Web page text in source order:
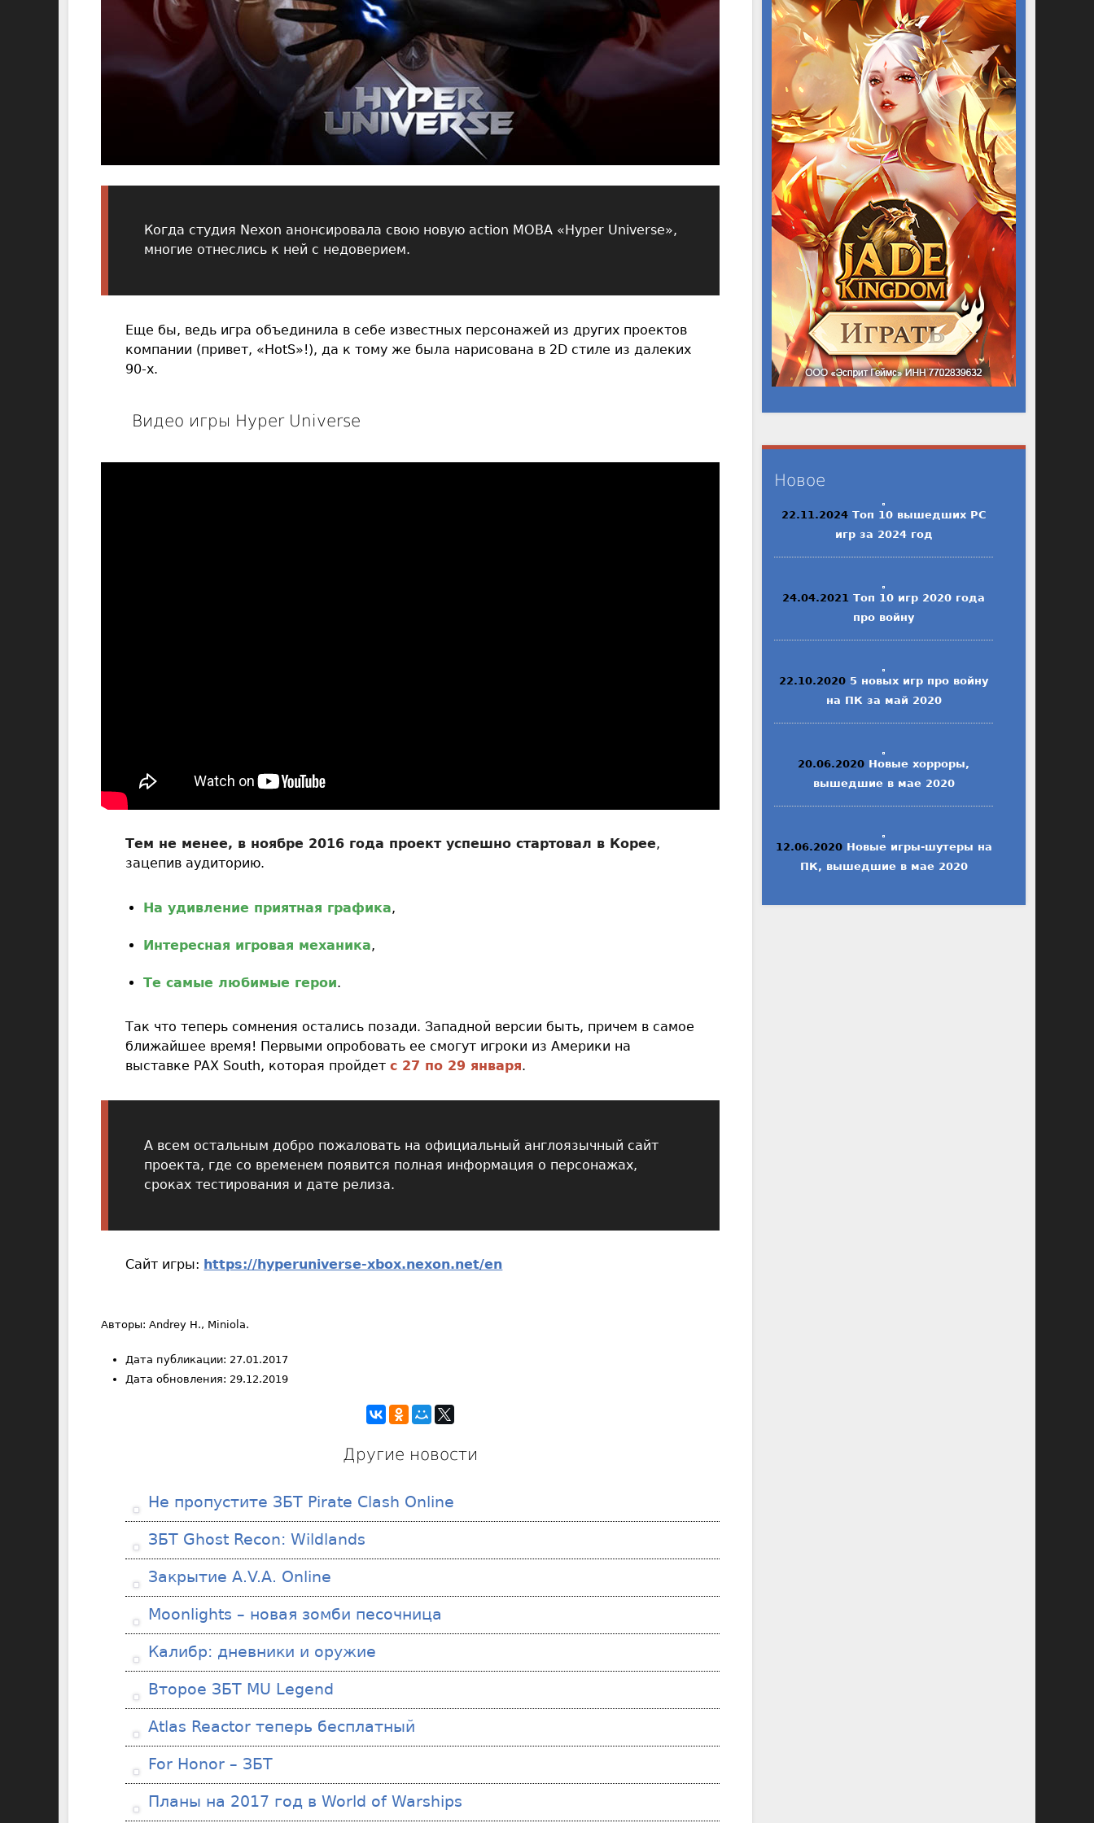
Когда студия Nexon анонсировала свою новую action MOBA «Hyper Universe»,
многие отнеслись к ней с недоверием.
Еще бы, ведь игра объединила в себе известных персонажей из других проектов
компании (привет, «HotS»!), да к тому же была нарисована в 2D стиле из далеких
90-х.
Видео игры Hyper Universe
Тем не менее, в ноябре 2016 года проект успешно стартовал в Корее,
зацепив аудиторию.
На удивление приятная графика,
Интересная игровая механика,
Те самые любимые герои.
Так что теперь сомнения остались позади. Западной версии быть, причем в самое
ближайшее время! Первыми опробовать ее смогут игроки из Америки на
выставке PAX South, которая пройдетс 27 по 29 января.
А всем остальным добро пожаловать на официальный англоязычный сайт
проекта, где со временем появится полная информация о персонажах,
сроках тестирования и дате релиза.
Сайт игры: https://hyperuniverse-xbox.nexon.net/en
Авторы: Andrey H., Miniola.
Дата публикации: 27.01.2017
Дата обновления: 29.12.2019
Другие новости
Не пропустите ЗБТ Pirate Clash Online
ЗБТ Ghost Recon: Wildlands
Закрытие A.V.A. Online
Moonlights – новая зомби песочница
Калибр: дневники и оружие
Второе ЗБТ MU Legend
Atlas Reactor теперь бесплатный
For Honor – ЗБТ
Планы на 2017 год в World of Warships
Новое
22.11.2024 Топ 10 вышедших PC
игр за 2024 год
24.04.2021 Топ 10 игр 2020 года
про войну
22.10.2020 5 новых игр про войну
на ПК за май 2020
20.06.2020 Новые хорроры,
вышедшие в мае 2020
12.06.2020 Новые игры-шутеры на
ПК, вышедшие в мае 2020